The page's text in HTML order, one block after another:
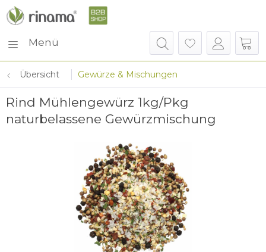
Menü
Übersicht Gewürze & Mischungen
Rind Mühlengewürz 1kg/Pkg
naturbelassene Gewürzmischung